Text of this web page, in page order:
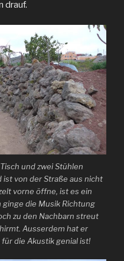
drauf.
und zwei Stühlen
von der Straße aus nicht
vorne öffne, ist es ein
die Musik Richtung
zu den Nachbarn streut
Ausserdem hat er
die Akustik genial ist!